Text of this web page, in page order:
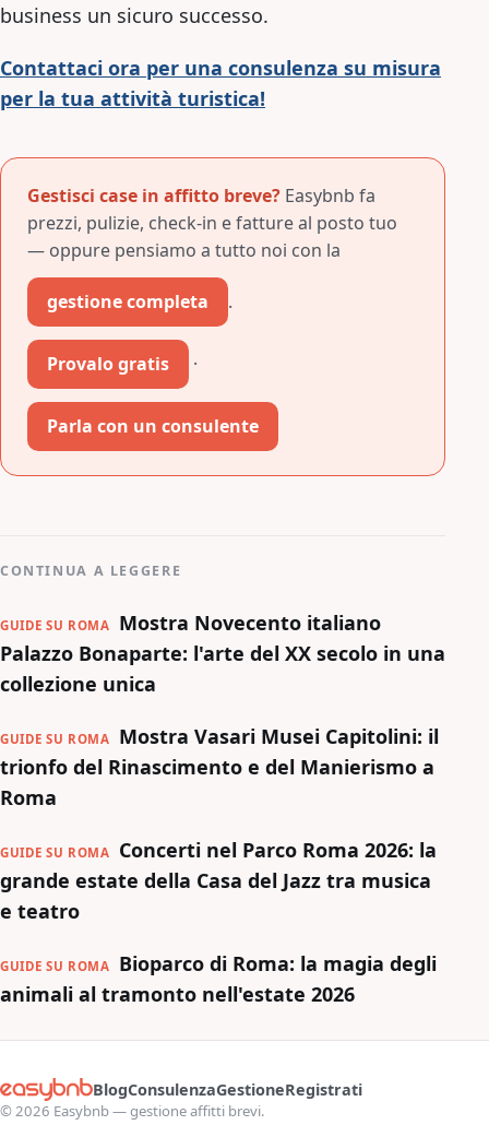
business un sicuro successo.
Contattaci ora per una consulenza su misura
per la tua attività turistica!
Gestisci case in affitto breve? Easybnb fa
prezzi, pulizie, check-in e fatture al posto tuo
— oppure pensiamo a tutto noi con la
gestione completa .
Provalo gratis ·
Parla con un consulente
CONTINUA A LEGGERE
GUIDE SU ROMA
Mostra Novecento italiano
Palazzo Bonaparte: l'arte del XX secolo in una
collezione unica
GUIDE SU ROMA
Mostra Vasari Musei Capitolini: il
trionfo del Rinascimento e del Manierismo a
Roma
GUIDE SU ROMA
Concerti nel Parco Roma 2026: la
grande estate della Casa del Jazz tra musica
e teatro
GUIDE SU ROMA
Bioparco di Roma: la magia degli
animali al tramonto nell'estate 2026
BlogConsulenzaGestioneRegistrati
© 2026 Easybnb — gestione affitti brevi.